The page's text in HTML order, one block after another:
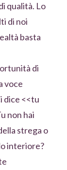
qualità. Lo
di noi
basta
di
voce
dice <<tu
non hai
strega o
interiore?